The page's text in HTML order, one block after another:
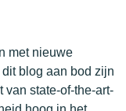
met nieuwe
blog aan bod zijn
state-of-the-art-